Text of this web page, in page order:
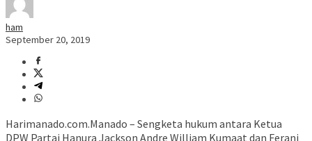
ham
September 20, 2019
Harimanado.com.Manado – Sengketa hukum antara Ketua
DPW Partai Hanura Jackson Andre William Kumaat dan Ferani